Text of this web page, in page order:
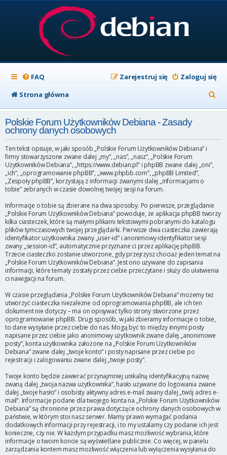
FAQ Zaloguj się
Zarejestruj się
Strona główna
z
k
Polskie Forum Użytkowników Debiana - Zasady
ochrony danych osobowych
Ten tekst opisuje, w jaki sposób „Polskie Forum Użytkowników Debiana” i
firmy stowarzyszone zwane dalej „my”, „nas”, „nasz”, „Polskie Forum
Użytkowników Debiana”, „https://www.debian.pl” i phpBB zwane dalej „oni”,
„ich”, „oprogramowanie phpBB”, „www.phpbb.com”, „phpBB Limited”,
„Zespoły phpBB”, korzystają z informacji zwanymi dalej „informacjami o
tobie” zebranych w czasie dowolnej twojej sesji na forum.
Informacje o tobie są zbierane na dwa sposoby. Po pierwsze, przeglądanie
„Polskie Forum Użytkowników Debiana” powoduje, że aplikacja phpBB tworzy
kilka ciasteczek, które są małymi plikami tekstowymi pobranymi do katalogu
plików tymczasowych twojej przeglądarki. Pierwsze dwa ciasteczka zawierają
identyfikator użytkownika zwany „user-id” i anonimowy identyfikator sesji
zwany „session-id”, automatycznie przyznane ci przez aplikację phpBB.
Trzecie ciasteczko zostanie utworzone, gdy przejrzysz chociaż jeden temat na
„Polskie Forum Użytkowników Debiana”. Jest ono używane do zapisania
informacji, które tematy zostały przez ciebie przeczytane i służy do ułatwienia
ci nawigacji na forum.
W czasie przeglądania „Polskie Forum Użytkowników Debiana” możemy też
utworzyć ciasteczka niezależne od oprogramowania phpBB, ale ich ten
dokument nie dotyczy – ma on opisywać tylko strony stworzone przez
oprogramowanie phpBB. Drugi sposób, w jaki zbieramy informacje o tobie,
to dane wysyłane przez ciebie do nas. Mogą być to między innymi posty
napisane przez ciebie jako anonimowy użytkownik zwane dalej „anonimowe
posty”, konta użytkownika założone na „Polskie Forum Użytkowników
Debiana” zwane dalej „twoje konto” i posty napisane przez ciebie po
rejestracji i zalogowaniu zwane dalej „twoje posty”.
Twoje konto będzie zawierać przynajmniej unikalną identyfikacyjną nazwę
zwaną dalej „twoja nazwa użytkownika”, hasło używane do logowania zwane
dalej „twoje hasło” i osobisty aktywny adres e-mail zwany dalej „twój adres e-
mail”. Informacje podane dla twojego konta na „Polskie Forum Użytkowników
Debiana” są chronione przez prawa dotyczące ochrony danych osobowych w
państwie, w którym stoi nasz serwer. Mamy prawo wymagać podania
dodatkowych informacji przy rejestracji, i to my ustalamy czy podanie ich jest
konieczne, czy nie. W każdym przypadku masz możliwość wybrania, które
informacje o twoim koncie są wyświetlane publicznie. Co więcej, w panelu
zarządzania kontem masz możliwość włączenia lub wyłączenia wysyłania do